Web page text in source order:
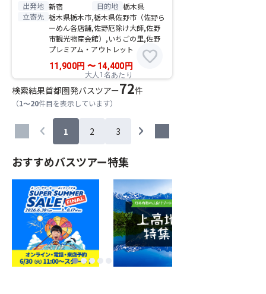
出発地 新宿 目的地 栃木県
立寄先 栃木県栃木市,栃木県佐野市（佐野ら
ーめん各店舗,佐野厄除け大師,佐野
市観光物産会館）,いちごの里,佐野
プレミアム・アウトレット
11,900円 〜14,400 円
大人1名あたり
favorite
検索結果首都圏発バスツアー72件
（1～20件目を表示しています）
chevron_left 1 2 3 chevron_right
おすすめバスツアー特集